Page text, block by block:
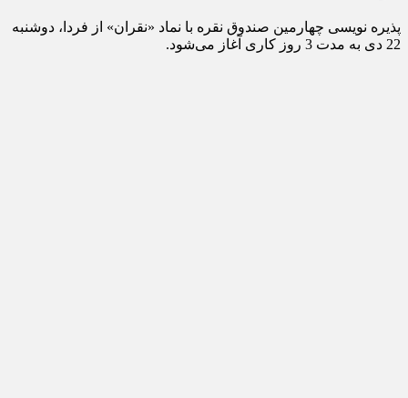
پذیره‌ نویسی چهارمین صندوق نقره با نماد «نقران» از فردا، دوشنبه
22 دی به مدت 3 روز کاری آغاز می‌شود.